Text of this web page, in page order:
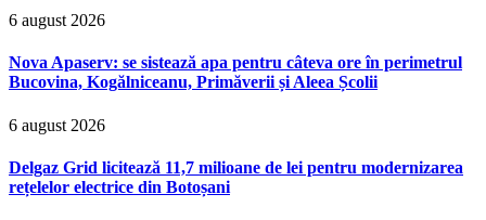
6 august 2026
Nova Apaserv: se sistează apa pentru câteva ore în perimetrul
Bucovina, Kogălniceanu, Primăverii și Aleea Școlii
6 august 2026
Delgaz Grid licitează 11,7 milioane de lei pentru modernizarea
rețelelor electrice din Botoșani